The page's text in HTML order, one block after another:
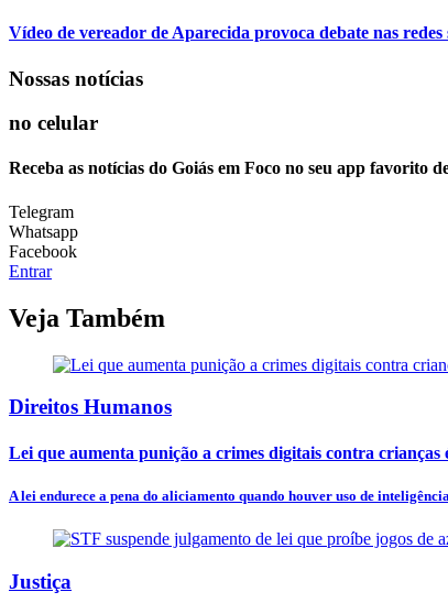
Vídeo de vereador de Aparecida provoca debate nas
Nossas notícias
no celular
Receba as notícias do Goiás em Foco no seu app favorito
Telegram
Whatsapp
Facebook
Entrar
Veja Também
Direitos Humanos
Lei que aumenta punição a crimes digitais contra crianças
A lei endurece a pena do aliciamento quando houver uso de
Justiça